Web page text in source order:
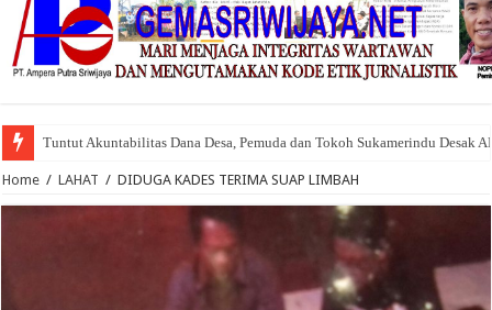
Tuntut Akuntabilitas Dana Desa, Pemuda dan Tokoh Sukamerindu Desak
Home / LAHAT / DIDUGA KADES TERIMA SUAP LIMBAH